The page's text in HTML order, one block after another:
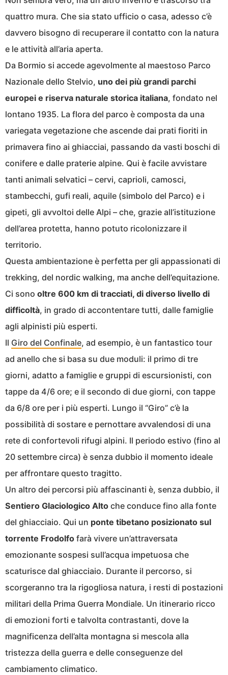
quattro mura. Che sia stato ufficio o casa, adesso c’è
davvero bisogno di recuperare il contatto con la natura
e le attività all’aria aperta.
Da Bormio si accede agevolmente al maestoso Parco
Nazionale dello Stelvio, uno dei più grandi parchi
europei e riserva naturale storica italiana, fondato nel
lontano 1935. La flora del parco è composta da una
variegata vegetazione che ascende dai prati fioriti in
primavera fino ai ghiacciai, passando da vasti boschi di
conifere e dalle praterie alpine. Qui è facile avvistare
tanti animali selvatici – cervi, caprioli, camosci,
stambecchi, gufi reali, aquile (simbolo del Parco) e i
gipeti, gli avvoltoi delle Alpi – che, grazie all’istituzione
dell’area protetta, hanno potuto ricolonizzare il
territorio.
Questa ambientazione è perfetta per gli appassionati di
trekking, del nordic walking, ma anche dell’equitazione.
Ci sono oltre 600 km di tracciati, di diverso livello di
difficoltà, in grado di accontentare tutti, dalle famiglie
agli alpinisti più esperti.
Il Giro del Confinale, ad esempio, è un fantastico tour
ad anello che si basa su due moduli: il primo di tre
giorni, adatto a famiglie e gruppi di escursionisti, con
tappe da 4/6 ore; e il secondo di due giorni, con tappe
da 6/8 ore per i più esperti. Lungo il “Giro” c’è la
possibilità di sostare e pernottare avvalendosi di una
rete di confortevoli rifugi alpini. Il periodo estivo (fino al
20 settembre circa) è senza dubbio il momento ideale
per affrontare questo tragitto.
Un altro dei percorsi più affascinanti è, senza dubbio, il
Sentiero Glaciologico Alto che conduce fino alla fonte
del ghiacciaio. Qui un ponte tibetano posizionato sul
torrente Frodolfo farà vivere un’attraversata
emozionante sospesi sull’acqua impetuosa che
scaturisce dal ghiacciaio. Durante il percorso, si
scorgeranno tra la rigogliosa natura, i resti di postazioni
militari della Prima Guerra Mondiale. Un itinerario ricco
di emozioni forti e talvolta contrastanti, dove la
magnificenza dell’alta montagna si mescola alla
tristezza della guerra e delle conseguenze del
cambiamento climatico.